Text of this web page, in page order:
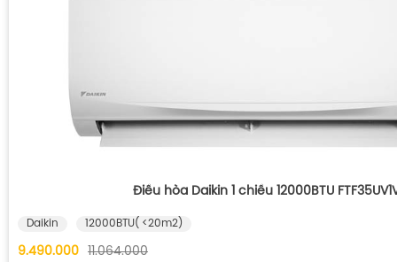
Điều hòa Daikin 1 chiều 12000BTU
Daikin 12000BTU( <20m2)
9.490.000 11.064.000